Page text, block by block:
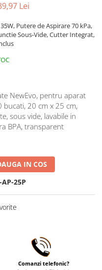
Lei
Putere de Aspirare 70 kPa,
Sous-Vide, Cutter Integrat,
NewEvo, pentru aparat
bucati, 20 cm x 25 cm,
sous vide, lavabile in
BPA, transparent
IN COS
AP-25P
Comanzi telefonic?